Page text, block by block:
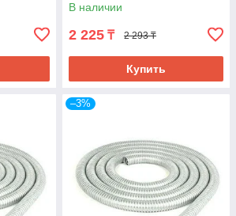
В наличии
2 225 ₸ 2 293 ₸
Купить
–3%